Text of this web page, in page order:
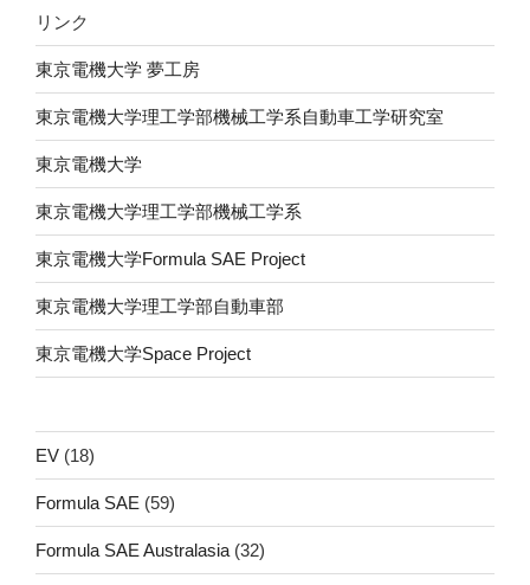
リンク
東京電機大学 夢工房
東京電機大学理工学部機械工学系自動車工学研究室
東京電機大学
東京電機大学理工学部機械工学系
東京電機大学Formula SAE Project
東京電機大学理工学部自動車部
東京電機大学Space Project
EV (18)
Formula SAE (59)
Formula SAE Australasia (32)